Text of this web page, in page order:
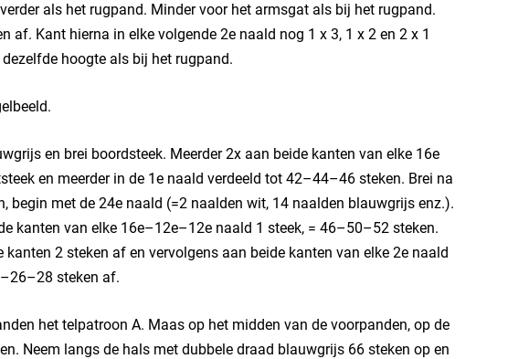
als het rugpand. Minder voor het armsgat als bij het rugpand.
Kant hierna in elke volgende 2e naald nog 1 x 3, 1 x 2 en 2 x 1
hoogte als bij het rugpand.
en brei boordsteek. Meerder 2x aan beide kanten van elke 16e
en meerder in de 1e naald verdeeld tot 42–44–46 steken. Brei na
begin met de 24e naald (=2 naalden wit, 14 naalden blauwgrijs enz.).
kanten van elke 16e–12e–12e naald 1 steek, = 46–50–52 steken.
2 steken af en vervolgens aan beide kanten van elke 2e naald
steken af.
het telpatroon A. Maas op het midden van de voorpanden, op de
Neem langs de hals met dubbele draad blauwgrijs 66 steken op en